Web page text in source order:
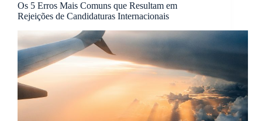
Os 5 Erros Mais Comuns que Resultam em
Rejeições de Candidaturas Internacionais